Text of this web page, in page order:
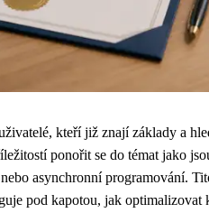
kteří již znají základy a
ponořit se do témat jako
nebo asynchronní programování.
pod kapotou, jak